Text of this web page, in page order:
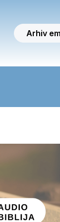
Arhiv